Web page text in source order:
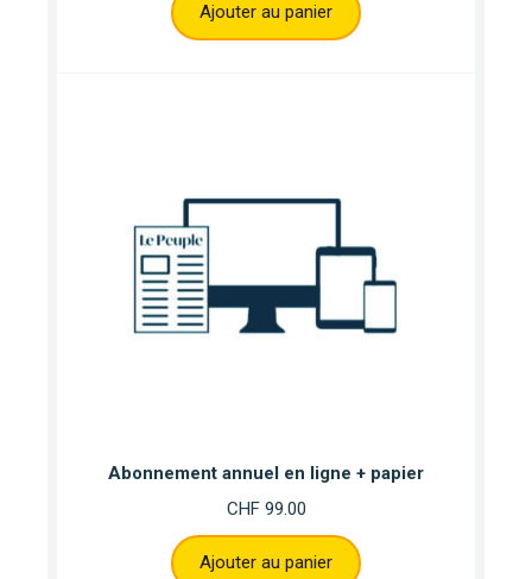
Ajouter au panier
Abonnement annuel en ligne + papier
CHF99.00
Ajouter au panier